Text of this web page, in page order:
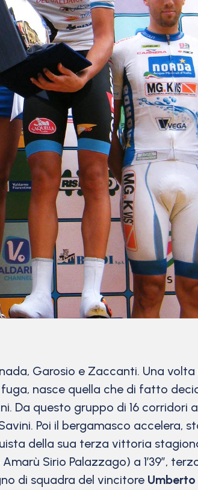
Garosio e Zaccanti. Una
nasce quella che di fatto
Da questo gruppo di 16 corridori
Poi il bergamasco accelera,
della sua terza vittoria
Sirio Palazzago) a 1’39”,
di squadra del vincitore Umberto